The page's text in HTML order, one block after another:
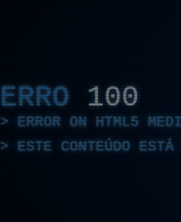
ERRO 100
ERROR ON HTML5
ESTE CONTEÚDO